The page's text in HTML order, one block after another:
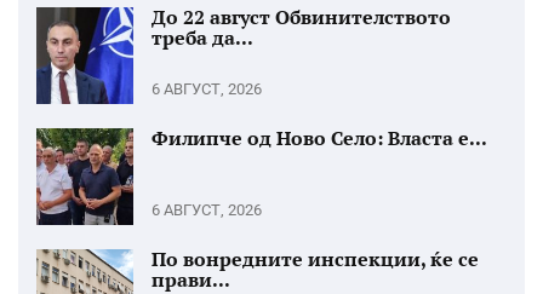
До 22 август Обвинителството
треба да...
6 АВГУСТ, 2026
Филипче од Ново Село: Власта е...
6 АВГУСТ, 2026
По вонредните инспекции, ќе се
прави...